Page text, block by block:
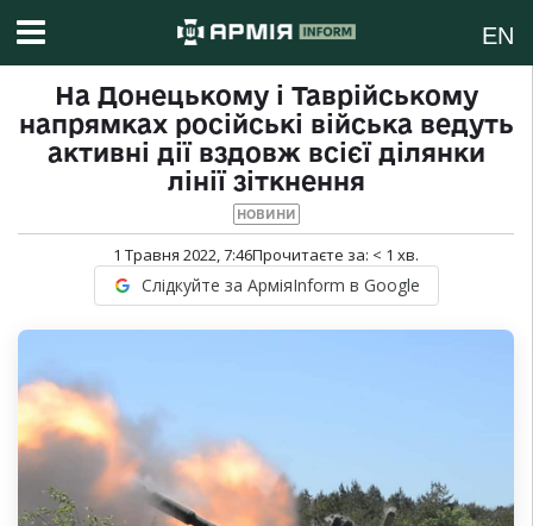
EN
На Донецькому і Таврійському
напрямках російські війська ведуть
активні дії вздовж всієї ділянки
лінії зіткнення
НОВИНИ
1 Травня 2022, 7:46Прочитаєте за: < 1 хв.
Слідкуйте за АрміяInform в Google